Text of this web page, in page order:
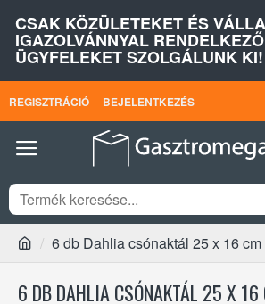
CSAK KÖZÜLETEKET ÉS
IGAZOLVÁNNYAL RENDELKEZŐ
ÜGYFELEKET SZOLGÁLUNK KI!
REGISZTRÁCIÓ BEJELENTKEZÉS
6 db Dahlia csónaktál 25 x 16 cm
6 DB DAHLIA CSÓNAKTÁL 25 X 16